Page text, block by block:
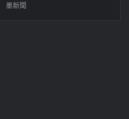
墨新聞